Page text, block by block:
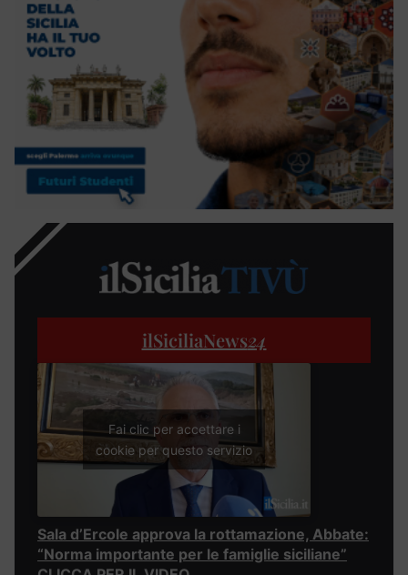
ilSiciliaNews24
Fai clic per accettare i
cookie per questo servizio
Sala d’Ercole approva la rottamazione, Abbate:
“Norma importante per le famiglie siciliane”